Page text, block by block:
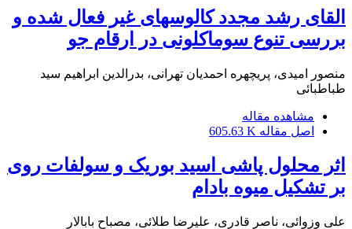
القای رشد مجدد کالوسهای غیر فعال شده و
بررسی تنوع سوماکلونی در ارقام جو
منصور امیدی، پریچهره احمدیان تهرانی، بدرالدین ابراهیم سید
طباطبائی
مشاهده مقاله
اصل مقاله 605.63 K
اثر محلول پاشی اسید بوریک و سولفات روی
بر تشکیل میوه بادام
علی وزوائی، ناصر قادری، علیرضا طلائی، مصباح بابالار